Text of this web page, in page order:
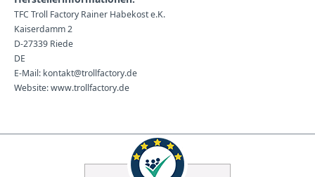
TFC Troll Factory Rainer Habekost e.K.
Kaiserdamm 2
D-27339 Riede
DE
E-Mail: kontakt@trollfactory.de
Website: www.trollfactory.de